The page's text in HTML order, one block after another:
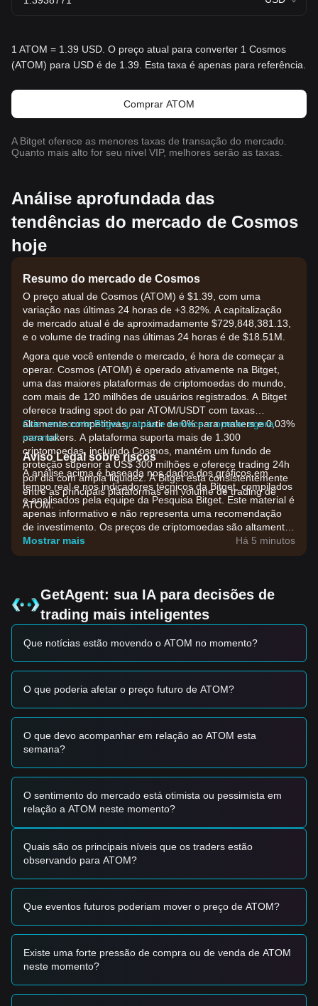
1 ATOM = 1.39 USD. O preço atual para converter 1 Cosmos
(ATOM) para USD é de 1.39. Esta taxa é apenas para referência.
Comprar ATOM
A Bitget oferece as menores taxas de transação do mercado.
Quanto mais alto for seu nível VIP, melhores serão as taxas.
Análise aprofundada das
tendências do mercado de Cosmos
hoje
Resumo do mercado de Cosmos
O preço atual de Cosmos (ATOM) é $1.39, com uma
variação nas últimas 24 horas de +3.82%. A capitalização
de mercado atual é de aproximadamente $729,848,381.13,
e o volume de trading nas últimas 24 horas é de $18.51M.
Agora que você entende o mercado, é hora de começar a
operar. Cosmos (ATOM) é operado ativamente na Bitget,
uma das maiores plataformas de criptomoedas do mundo,
com mais de 120 milhões de usuários registrados. A Bitget
oferece trading spot do par ATOM/USDT com taxas
altamente competitivas, a partir de 0% para makers e 0,03%
para takers. A plataforma suporta mais de 1.300
criptomoedas, incluindo Cosmos, mantém um fundo de
proteção superior a US$ 300 milhões e oferece trading 24h
por dia com ampla liquidez. A Bitget está consistentemente
entre as principais plataformas em volume de trading de
ATOM.
Crie uma conta Bitget gratuita e comece a operar agora
mesmo!
Aviso Legal sobre riscos
A análise acima é baseada nos dados dos gráficos em
tempo real e nos indicadores técnicos da Bitget, compilados
e analisados pela equipe da Pesquisa Bitget. Este material é
apenas informativo e não representa uma recomendação
de investimento. Os preços de criptomoedas são altamente
voláteis. Tome suas decisões de investimento com base na
sua própria tolerância ao risco.
Mostrar mais Há 5 minutos
GetAgent: sua IA para decisões de
trading mais inteligentes
Que notícias estão movendo o ATOM no momento?
O que poderia afetar o preço futuro de ATOM?
O que devo acompanhar em relação ao ATOM esta
semana?
O sentimento do mercado está otimista ou pessimista em
relação a ATOM neste momento?
Quais são os principais níveis que os traders estão
observando para ATOM?
Que eventos futuros poderiam mover o preço de ATOM?
Existe uma forte pressão de compra ou de venda de ATOM
neste momento?